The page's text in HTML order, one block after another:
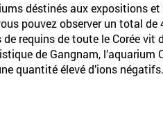
déstinés aux expositions
pouvez observer un total
requins de toute le Corée vit
de Gangnam, l’aquarium
quantité élevé d’ions négatifs.